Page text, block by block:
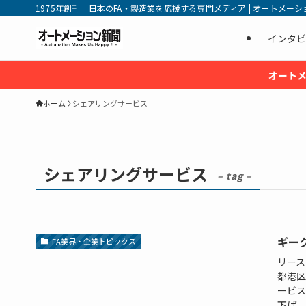
1975年創刊 日本のFA・製造業を応援する専門メディア | オートメー
インタ
オート
ホーム シェアリングサービス
シェアリングサービス – tag –
FA業界・企業トピックス ギー
リー
都港
ービ